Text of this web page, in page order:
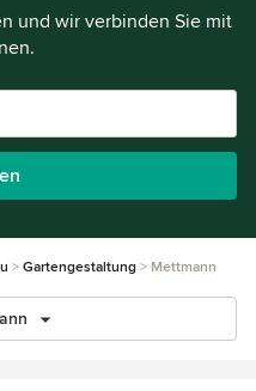
und wir verbinden Sie mit
Gartengestaltung Mettmann